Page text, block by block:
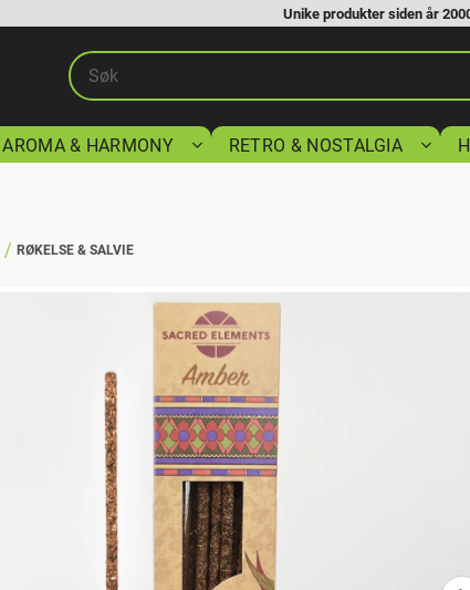
Unike produkter siden år
AROMA & HARMONY RETRO & NOSTALGIA
RØKELSE & SALVIE